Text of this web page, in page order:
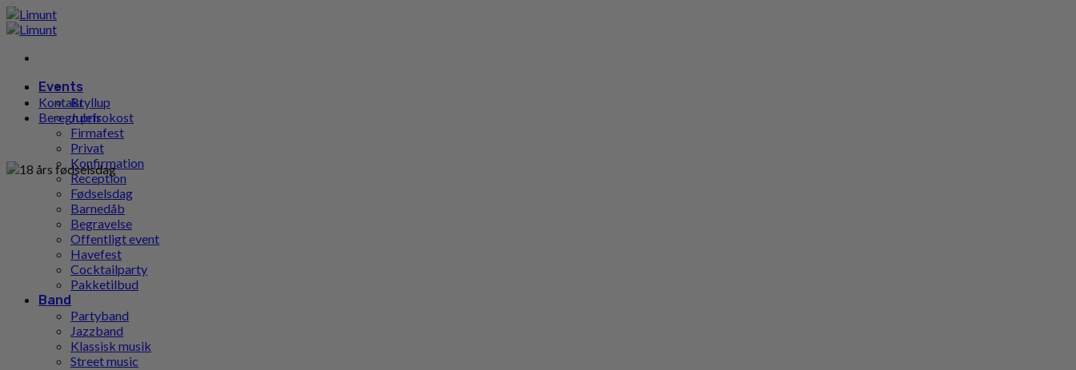
Gå
til
Events
Bryllup
Julefrokost
Firmafest
Privat
Konfirmation
Reception
Fødselsdag
Barnedåb
Begravelse
Offentligt event
Havefest
Cocktailparty
Pakketilbud
Band
Partyband
Jazzband
Klassisk musik
Street music
Kontakt
Beregn pris